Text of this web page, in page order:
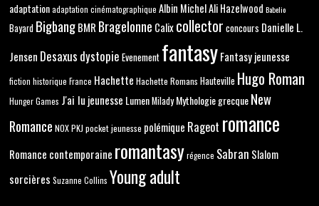
adaptation adaptation cinématographique Albin MichelAli Hazelwood Babelio
Bayard BigbangBMR Bragelonne Calixcollector concours Danielle L.
Jensen Desaxus dystopie Evenement fantasyFantasy jeunesse
fiction historique France Hachette Hachette Romans Hauteville Hugo Roman
Hunger Games J'ai lu jeunesse LumenMiladyMythologie grecqueNew
Romance NOXPKJ pocket jeunesse polémique Rageot romance
Romance contemporaine romantasy régence Sabran Slalom
sorcières Suzanne Collins Young adult